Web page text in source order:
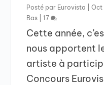
Posté par Eurovista |Oct
Bas |17
Cette année,
nous apportent
artiste à
Concours